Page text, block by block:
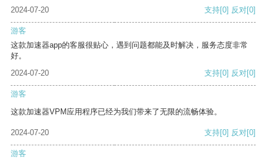
2024-07-20
支持[0] 反对[0]
游客
这款加速器app的客服很贴心，遇到问题都能及时解决，服务态度非常
好。
2024-07-20
支持[0] 反对[0]
游客
这款加速器VPM应用程序已经为我们带来了无限的流畅体验。
2024-07-20 支持[0] 反对[0]
游客